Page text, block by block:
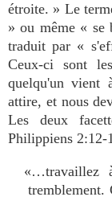
étroite. » Le
» ou même « se
traduit par «
Ceux-ci sont
quelqu'un vient
attire, et nous
Les deux
Philippiens 2:12-
«…travaillez
tremblement.